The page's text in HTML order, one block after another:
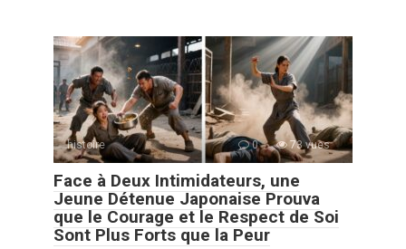
histoire 0 73 vues
Face à Deux Intimidateurs, une
Jeune Détenue Japonaise Prouva
que le Courage et le Respect de Soi
Sont Plus Forts que la Peur